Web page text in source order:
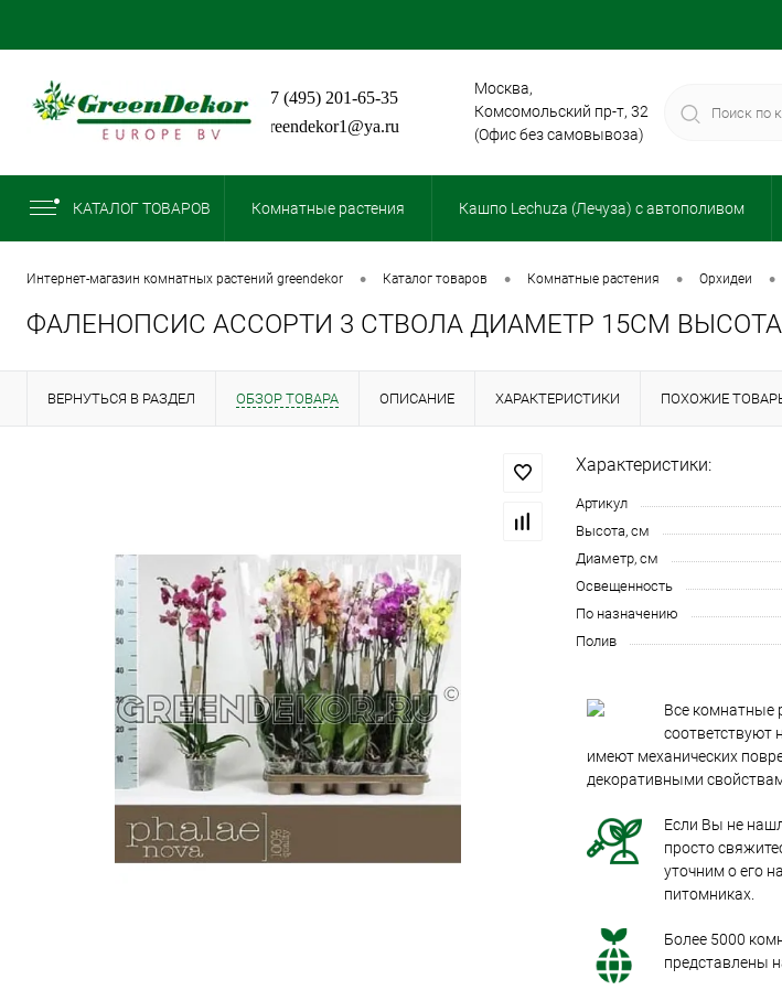
+7 (495) 201-65-35
greendekor1@ya.ru
Москва,
Комсомольский пр-т, 32
(Офис без самовывоза)
КАТАЛОГ ТОВАРОВ Комнатные растения Кашпо Lechuza (Лечуза) с автополивом
интернет-магазин комнатных растений greendekor • каталог товаров • комнатные растения • орхидеи •
ФАЛЕНОПСИС АССОРТИ 3 СТВОЛА ДИАМЕТР 15СМ
ВЕРНУТЬСЯ В РАЗДЕЛ ОБЗОР ТОВАРА ОПИСАНИЕ ХАРАКТЕРИСТИКИ ПОХОЖИЕ
Характеристики:
Артикул
Высота, см
Диаметр, см
Освещенность
По назначению
Полив
Все комнатные
соответствуют
имеют механических
декоративными
Если Вы не
просто
уточним о его
питомниках.
Более 5000
представлены